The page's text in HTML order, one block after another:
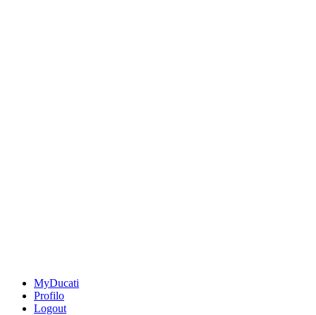
MyDucati
Profilo
Logout